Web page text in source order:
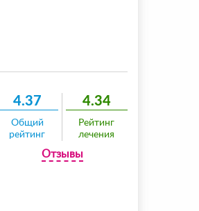
4.37
Общий
рейтинг
4.34
Рейтинг
лечения
Отзывы